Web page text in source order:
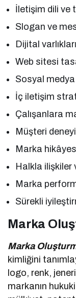
İletişim dili ve
Slogan ve
Dijital
Web sitesi
Sosyal
İç iletişim
Çalışanlara
Müşteri
Marka
Halkla ilişkiler
Marka
Sürekli
Marka
Marka
kimliğini
logo, renk,
markanın